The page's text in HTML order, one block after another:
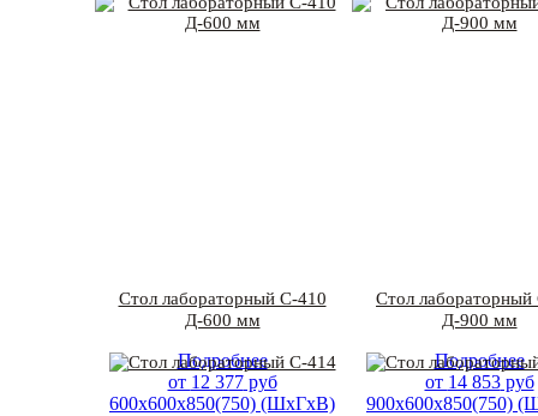
Стол лабораторный С-410
Д-600 мм
Подробнее
от 12 377руб
600х600х850(750) (ШхГхВ)
Стол лабораторный
Д-900 мм
Подробнее
от 14 853руб
900х600х850(750)